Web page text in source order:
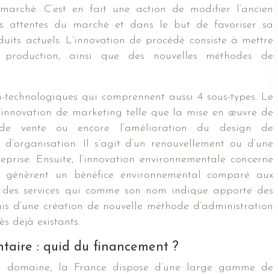
C’est en fait une action de modifier l’ancien
attentes du marché et dans le but de favoriser sa
actuels. L’innovation de procédé consiste à mettre
ainsi que des nouvelles méthodes de
qui comprennent aussi 4 sous-types. Le
de marketing telle que la mise en œuvre de
vente ou encore l’amélioration du design de
Il s’agit d’un renouvellement ou d’une
Ensuite, l’innovation environnementale concerne
un bénéfice environnemental comparé aux
services qui comme son nom indique apporte des
d’une création de nouvelle méthode d’administration
déjà existants.
: quid du financement ?
la France dispose d’une large gamme de